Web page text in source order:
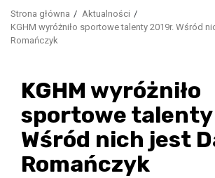
Strona główna
Aktualności
KGHM wyróżniło sportowe talenty 2019r. Wśród
Romańczyk
KGHM wyróżniło
sportowe talenty
Wśród nich jest
Romańczyk